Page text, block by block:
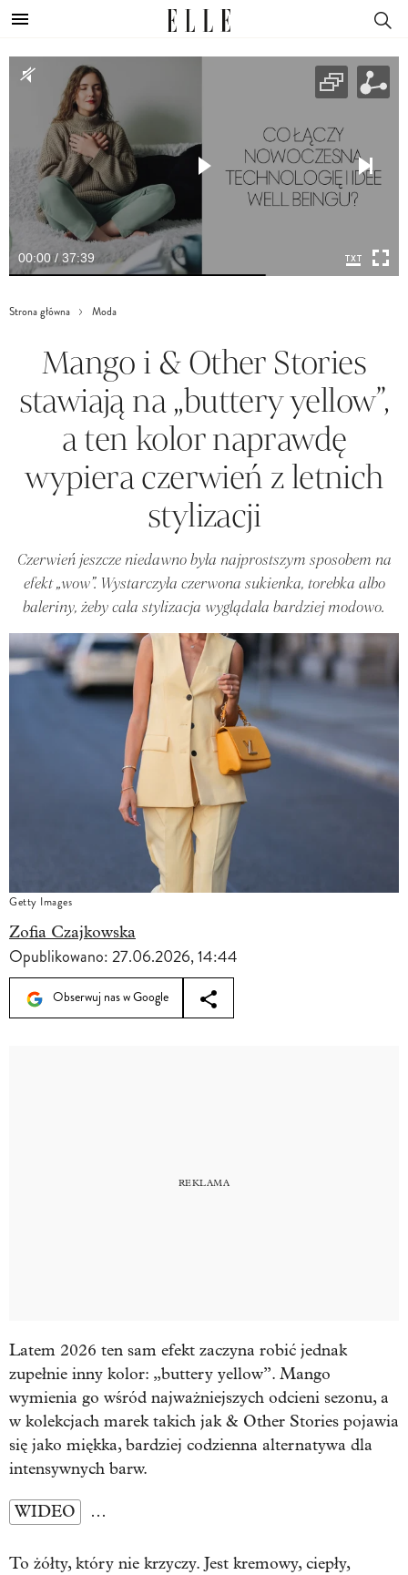
00:00 / 37:39
Strona główna Moda
Mango i & Other Stories
stawiają na „buttery yellow”,
a ten kolor naprawdę
wypiera czerwień z letnich
stylizacji
Czerwień jeszcze niedawno była najprostszym sposobem na
efekt „wow”. Wystarczyła czerwona sukienka, torebka albo
baleriny, żeby cała stylizacja wyglądała bardziej modowo.
Getty Images
Zofia Czajkowska
Opublikowano:27.06.2026, 14:44
Obserwuj nas w Google
Latem 2026 ten sam efekt zaczyna robić jednak
zupełnie inny kolor: „buttery yellow”. Mango
wymienia go wśród najważniejszych odcieni sezonu, a
w kolekcjach marek takich jak & Other Stories pojawia
się jako miękka, bardziej codzienna alternatywa dla
intensywnych barw.
WIDEO …
To żółty, który nie krzyczy. Jest kremowy, ciepły,